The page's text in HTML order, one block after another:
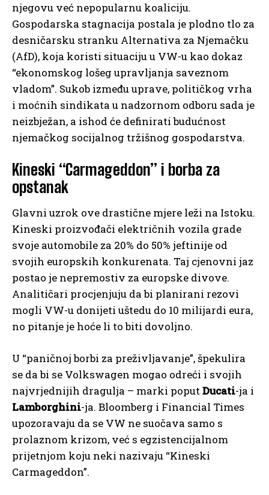
njegovu već nepopularnu koaliciju.
Gospodarska stagnacija postala je plodno tlo za
desničarsku stranku Alternativa za Njemačku
(AfD), koja koristi situaciju u VW-u kao dokaz
“ekonomskog lošeg upravljanja saveznom
vladom”. Sukob između uprave, političkog vrha
i moćnih sindikata u nadzornom odboru sada je
neizbježan, a ishod će definirati budućnost
njemačkog socijalnog tržišnog gospodarstva.
Kineski “Carmageddon” i borba za
opstanak
Glavni uzrok ove drastične mjere leži na Istoku.
Kineski proizvođači električnih vozila grade
svoje automobile za 20% do 50% jeftinije od
svojih europskih konkurenata. Taj cjenovni jaz
postao je nepremostiv za europske divove.
Analitičari procjenjuju da bi planirani rezovi
mogli VW-u donijeti uštedu do 10 milijardi eura,
no pitanje je hoće li to biti dovoljno.
U “paničnoj borbi za preživljavanje”, špekulira
se da bi se Volkswagen mogao odreći i svojih
najvrjednijih dragulja – marki poputDucati-ja i
Lamborghini-ja. Bloomberg i Financial Times
upozoravaju da se VW ne suočava samo s
prolaznom krizom, već s egzistencijalnom
prijetnjom koju neki nazivaju “Kineski
Carmageddon”.